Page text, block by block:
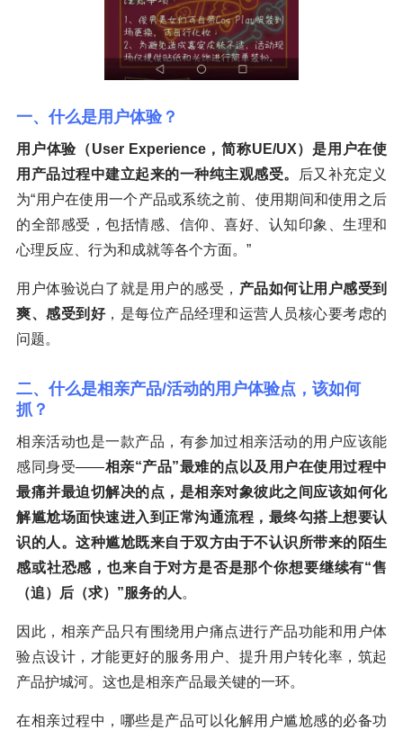
一、什么是用户体验？
用户体验（User Experience，简称UE/UX）是用户在使
用产品过程中建立起来的一种纯主观感受。
后又补充定义
为“用户在使用一个产品或系统之前、使用期间和使用之后
的全部感受，包括情感、信仰、喜好、认知印象、生理和
心理反应、行为和成就等各个方面。”
用户体验说白了就是用户的感受， 产品如何让用户感受到
爽、感受到好，是每位产品经理和运营人员核心要考虑的
问题。
二、什么是相亲产品/活动的用户体验点，该如何
抓？
相亲活动也是一款产品，有参加过相亲活动的用户应该能
感同身受——相亲“产品”最难的点以及用户在使用过程中
最痛并最迫切解决的点，是相亲对象彼此之间应该如何化
解尴尬场面快速进入到正常沟通流程，最终勾搭上想要认
识的人。这种尴尬既来自于双方由于不认识所带来的陌生
感或社恐感，也来自于对方是否是那个你想要继续有“售
（追）后（求）”服务的人。
因此，相亲产品只有围绕用户痛点进行产品功能和用户体
验点设计，才能更好的服务用户、提升用户转化率，筑起
产品护城河。这也是相亲产品最关键的一环。
在相亲过程中，哪些是产品可以化解用户尴尬感的必备功